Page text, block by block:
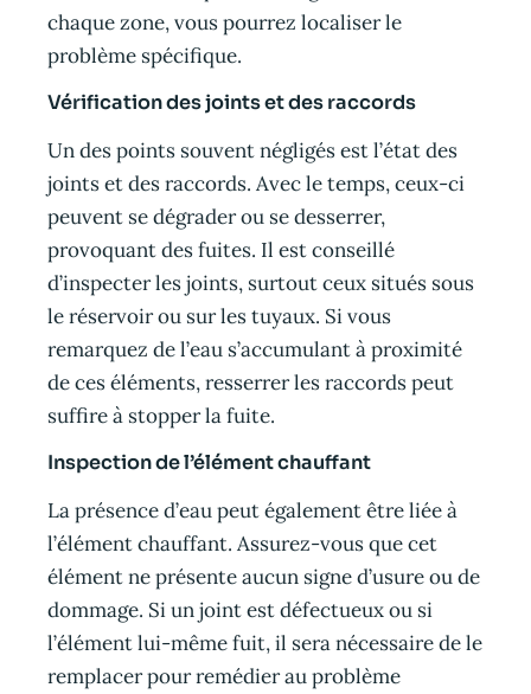
chaque zone, vous pourrez localiser le
problème spécifique.
Vérification des joints et des raccords
Un des points souvent négligés est l’état des
joints et des raccords. Avec le temps, ceux-ci
peuvent se dégrader ou se desserrer,
provoquant des fuites. Il est conseillé
d’inspecter les joints, surtout ceux situés sous
le réservoir ou sur les tuyaux. Si vous
remarquez de l’eau s’accumulant à proximité
de ces éléments, resserrer les raccords peut
suffire à stopper la fuite.
Inspection de l’élément chauffant
La présence d’eau peut également être liée à
l’élément chauffant. Assurez-vous que cet
élément ne présente aucun signe d’usure ou de
dommage. Si un joint est défectueux ou si
l’élément lui-même fuit, il sera nécessaire de le
remplacer pour remédier au problème